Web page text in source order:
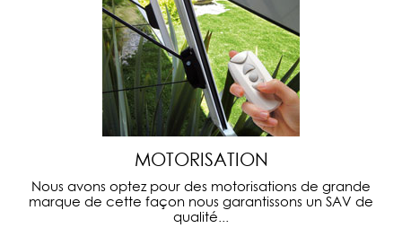
MOTORISATION
Nous avons optez pour des motorisations de grande
marque de cette façon nous garantissons un SAV de
qualité...